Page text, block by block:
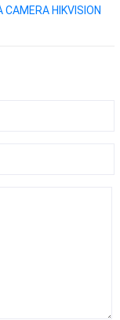
CAMERA HIKVISION